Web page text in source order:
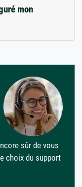
mon
sûr de vous
choix du support